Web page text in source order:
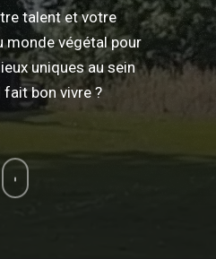
talent et votre
monde végétal pour
uniques au sein
bon vivre ?